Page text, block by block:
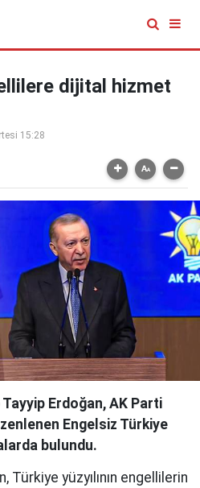
dijital hizmet
15:28
Erdoğan, AK Parti
Engelsiz Türkiye
bulundu.
Türkiye yüzyılının engellilerin